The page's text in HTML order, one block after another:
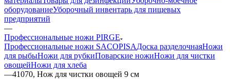
оборудованиеУборочный инвентарь для пищевых
предприятий
—
Профессиональные ножи PIRGE
Профессиональные ножи SACOPISAДоска разделочнаяНожи
для рыбыНожи для рубкиПоварские ножиНожи для чистки
овощейНожи для хлеба
—41070, Нож для чистки овощей 9 см